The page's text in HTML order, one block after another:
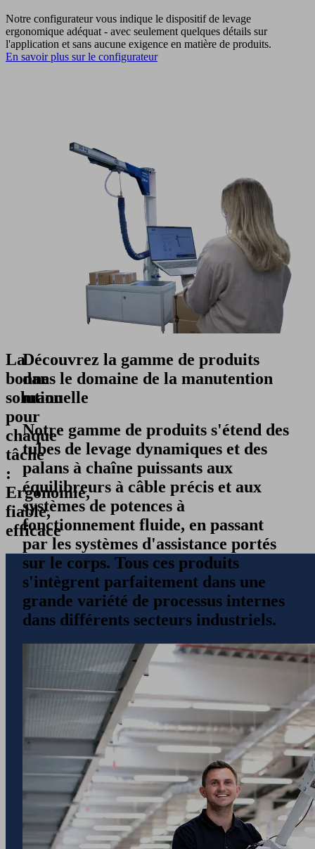
Notre configurateur vous indique le dispositif de levage
ergonomique adéquat - avec seulement quelques détails sur
l'application et sans aucune exigence en matière de produits.
En savoir plus sur le configurateur
La
bonne
solution
pour
chaque
tâche
:
Ergonomie,
fiable,
efficace
Découvrez la gamme de produits
dans le domaine de la manutention
manuelle
Notre gamme de produits s'étend des
tubes de levage dynamiques et des
palans à chaîne puissants aux
équilibreurs à câble précis et aux
systèmes de potences à
fonctionnement fluide, en passant
par les systèmes d'assistance portés
sur le corps. Tous ces produits
s'intègrent parfaitement dans une
grande variété de processus internes
dans différents secteurs industriels.